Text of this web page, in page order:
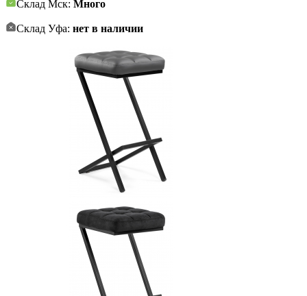
Склад Мск: Много
Склад Уфа: нет в наличии